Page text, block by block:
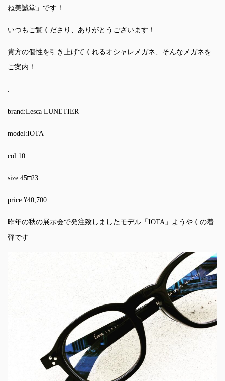
ね美誠堂」です！
いつもご覧くださり、ありがとうございます！
貴方の個性を引き上げてくれるオシャレメガネ、そんなメガネを
ご案内！
.
brand:Lesca LUNETIER
model:IOTA
col:10
size:45□23
price:¥40,700
昨年の秋の展示会で発注致しましたモデル「IOTA」ようやくの着
弾です